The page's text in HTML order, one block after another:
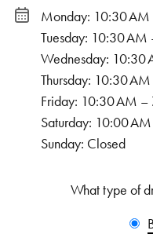
Monday: 10:30 AM
Tuesday: 10:30 AM
Wednesday: 10:30
Thursday: 10:30
Friday: 10:30 AM –
Saturday: 10:00
Sunday: Closed
What type of